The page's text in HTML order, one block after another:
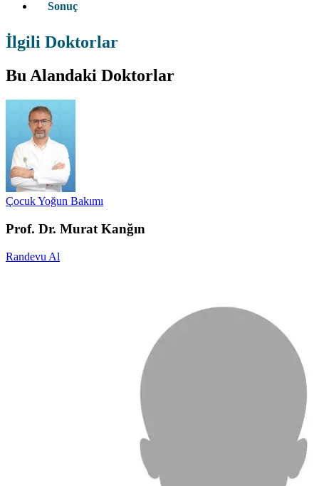
Sonuç
İlgili Doktorlar
Bu Alandaki Doktorlar
Çocuk Yoğun Bakımı
Prof. Dr. Murat Kanğın
Randevu Al